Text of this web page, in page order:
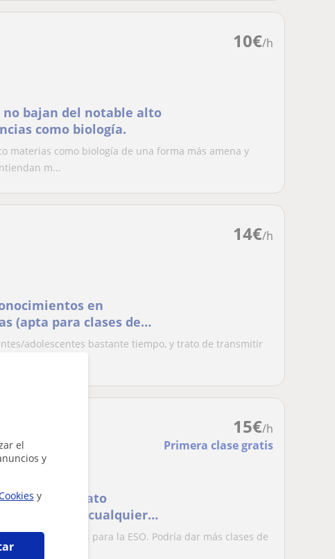
el
y
y
10€/h
no bajan del notable alto
como biología.
materias como biología de una forma más amena y
m...
14€/h
en
(apta para clases de
adolescentes bastante tiempo, y trato de transmitir
15€/h
Primera clase gratis
con bachillerato
de cualquier
materias para la ESO. Podría dar más clases de